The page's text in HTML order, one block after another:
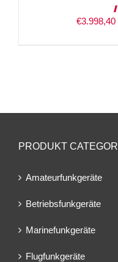
€3.998,40
PRODUKT
Amateurfunkgeräte
Betriebsfunkgeräte
Marinefunkgeräte
Flugfunkgeräte